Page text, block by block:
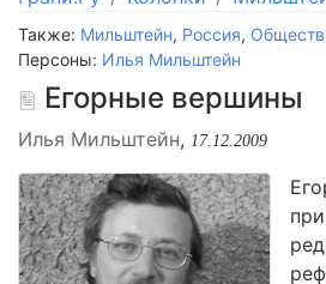
Также: Мильштейн, Россия,
Персоны: Илья Мильштейн
Егорные вершины
Илья Мильштейн, 17.12.2009